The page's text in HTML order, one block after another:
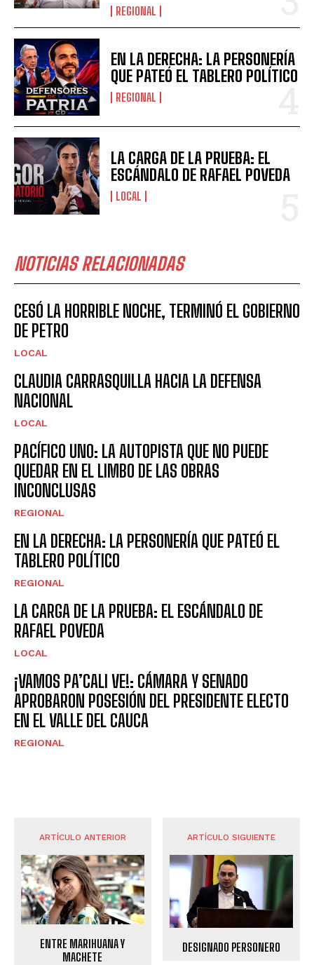
REGIONAL
EN LA DERECHA: LA PERSONERÍA
QUE PATEÓ EL TABLERO POLÍTICO
REGIONAL
LA CARGA DE LA PRUEBA: EL
ESCÁNDALO DE RAFAEL POVEDA
LOCAL
NOTICIAS RELACIONADAS
CESÓ LA HORRIBLE NOCHE, TERMINÓ EL GOBIERNO
DE PETRO
LOCAL
CLAUDIA CARRASQUILLA HACIA LA DEFENSA
NACIONAL
LOCAL
PACÍFICO UNO: LA AUTOPISTA QUE NO PUEDE
QUEDAR EN EL LIMBO DE LAS OBRAS
INCONCLUSAS
REGIONAL
EN LA DERECHA: LA PERSONERÍA QUE PATEÓ EL
TABLERO POLÍTICO
REGIONAL
LA CARGA DE LA PRUEBA: EL ESCÁNDALO DE
RAFAEL POVEDA
LOCAL
¡VAMOS PA’CALI VE!: CÁMARA Y SENADO
APROBARON POSESIÓN DEL PRESIDENTE ELECTO
EN EL VALLE DEL CAUCA
REGIONAL
ARTÍCULO ANTERIOR
ENTRE MARIHUANA Y
MACHETE
ARTÍCULO SIGUIENTE
DESIGNADO PERSONERO